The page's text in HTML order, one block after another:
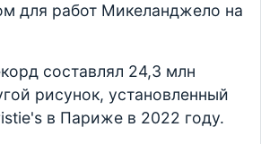
для работ Микеланджело на
составлял 24,3 млн
рисунок, установленный
в Париже в 2022 году.